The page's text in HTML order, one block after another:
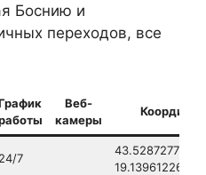
Боснию и
переходов, все
Веб-
камеры
24/7